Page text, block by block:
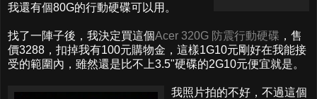
我還有個80G的行動硬碟可以用。
找了一陣子後，我決定買這個Acer 320G 防震行動硬碟 ，售
價3288，扣掉我有100元購物金，這樣1G10元剛好在我能接
受的範圍內，雖然還是比不上3.5"硬碟的2G10元便宜就是。
我照片拍的不好，不過這個